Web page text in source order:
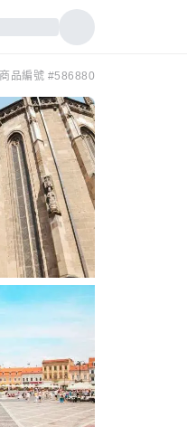
商品編號 #586880